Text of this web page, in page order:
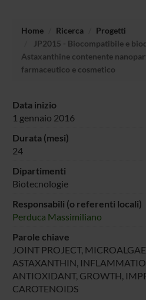
Home Ricerca
Progetti
JP2015 - Biocompatibile e
Astaxanthine contenente
farmaceutico e cosmetico
Data inizio
1 gennaio 2016
Durata (mesi)
24
Dipartimenti
Biotecnologie
Responsabili (o referenti locali)
Perduca Massimiliano
Parole chiave
JOINT PROJECT,
ASTAXANTHIN,
ANTIOXIDANT, GROWTH,
CAROTENOIDS